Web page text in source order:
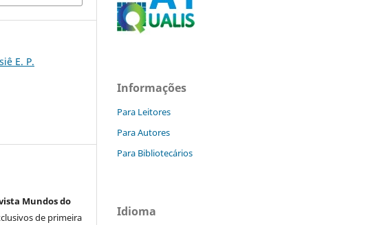
E. P.
Mundos do
de primeira
Informações
Para Leitores
Para Autores
Para Bibliotecários
Idioma